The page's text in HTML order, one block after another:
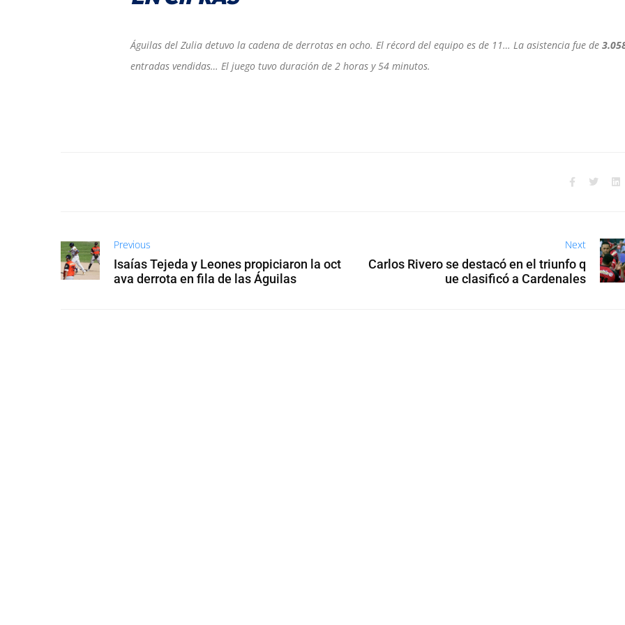
Águilas del Zulia detuvo la cadena de derrotas en ocho. El récord del equipo es de 11… La asistencia fue de
entradas vendidas… El juego tuvo duración de 2 horas y 54 minutos.
Previous
Isaías Tejeda y Leones propiciaron la oct
ava derrota en fila de las Águilas
Next
Carlos Rivero se destacó en el triunfo q
ue clasificó a Cardenales